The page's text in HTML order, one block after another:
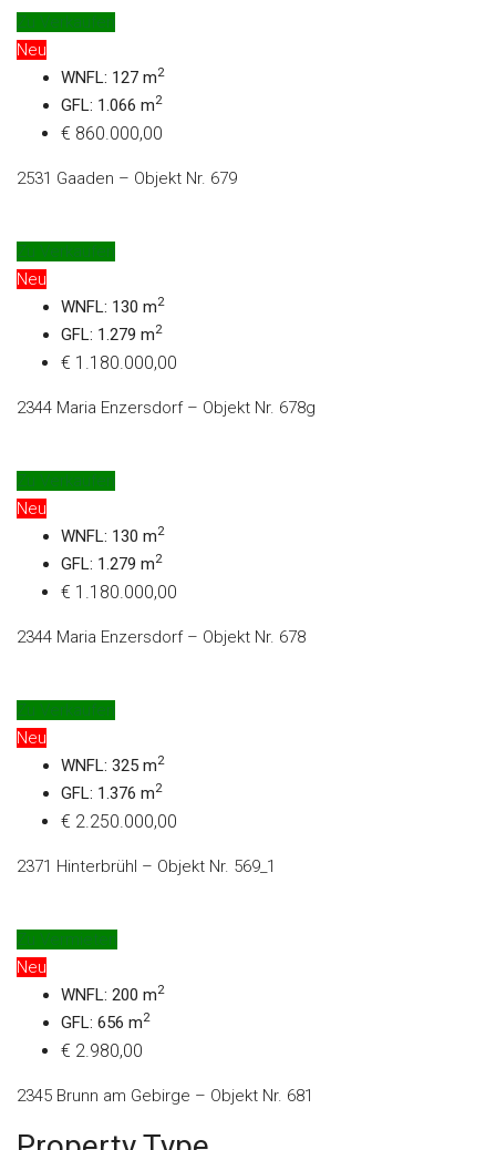
Zu Verkaufen
Neu
WNFL: 127 m2
GFL: 1.066 m2
€ 860.000,00
2531 Gaaden – Objekt Nr. 679
Zu Verkaufen
Neu
WNFL: 130 m2
GFL: 1.279 m2
€ 1.180.000,00
2344 Maria Enzersdorf – Objekt Nr. 678g
Zu Verkaufen
Neu
WNFL: 130 m2
GFL: 1.279 m2
€ 1.180.000,00
2344 Maria Enzersdorf – Objekt Nr. 678
Zu Verkaufen
Neu
WNFL: 325 m2
GFL: 1.376 m2
€ 2.250.000,00
2371 Hinterbrühl – Objekt Nr. 569_1
Zu Vermieten
Neu
WNFL: 200 m2
GFL: 656 m2
€ 2.980,00
2345 Brunn am Gebirge – Objekt Nr. 681